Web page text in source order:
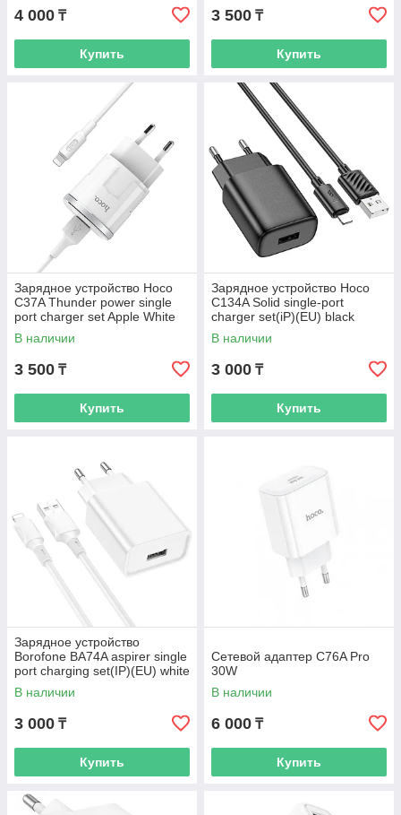
4 000 ₸
Купить
3 500 ₸
Купить
Зарядное устройство Hoco
C37A Thunder power single
port charger set Apple White
В наличии
3 500 ₸
Купить
Зарядное устройство Hoco
C134A Solid single-port
charger set(iP)(EU) black
В наличии
3 000 ₸
Купить
Зарядное устройство
Borofone BA74A aspirer single
port charging set(IP)(EU) white
В наличии
3 000 ₸
Купить
Сетевой адаптер C76A Pro
30W
В наличии
6 000 ₸
Купить